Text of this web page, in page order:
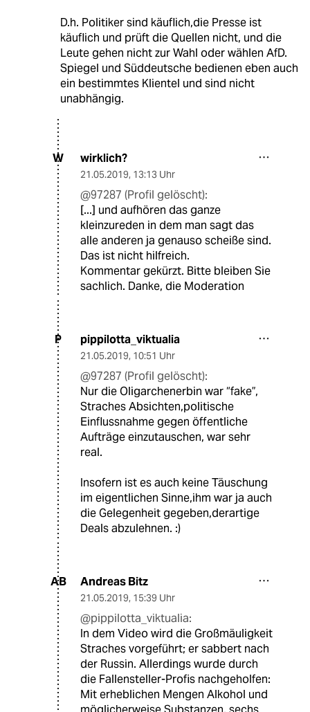
D.h. Politiker sind käuflich,die Presse ist
käuflich und prüft die Quellen nicht, und die
Leute gehen nicht zur Wahl oder wählen AfD.
Spiegel und Süddeutsche bedienen eben auch
ein bestimmtes Klientel und sind nicht
unabhängig.
W wirklich?
21.05.2019, 13:13 Uhr
@97287 (Profil gelöscht):
[...] und aufhören das ganze
kleinzureden in dem man sagt das
alle anderen ja genauso scheiße sind.
Das ist nicht hilfreich.
Kommentar gekürzt. Bitte bleiben Sie
sachlich. Danke, die Moderation
P pippilotta_viktualia
21.05.2019, 10:51 Uhr
@97287 (Profil gelöscht):
Nur die Oligarchenerbin war “fake”,
Straches Absichten,politische
Einflussnahme gegen öffentliche
Aufträge einzutauschen, war sehr
real.
Insofern ist es auch keine Täuschung
im eigentlichen Sinne,ihm war ja auch
die Gelegenheit gegeben,derartige
Deals abzulehnen. :)
AB Andreas Bitz
21.05.2019, 15:39 Uhr
@pippilotta_viktualia:
In dem Video wird die Großmäuligkeit
Straches vorgeführt; er sabbert nach
der Russin. Allerdings wurde durch
die Fallensteller-Profis nachgeholfen:
Mit erheblichen Mengen Alkohol und